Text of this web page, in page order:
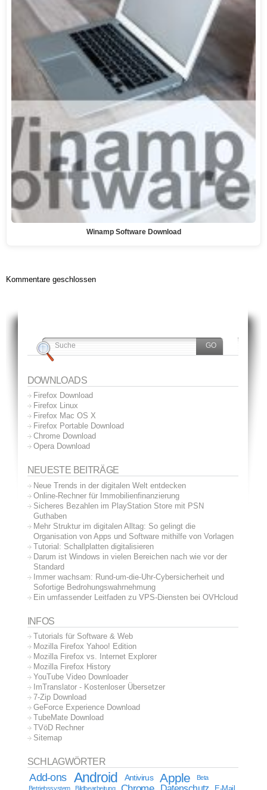
Winamp Software Download
Kommentare geschlossen
DOWNLOADS
Firefox Download
Firefox Linux
Firefox Mac OS X
Firefox Portable Download
Chrome Download
Opera Download
NEUESTE BEITRÄGE
Neue Trends in der digitalen Welt entdecken
Online-Rechner für Immobilienfinanzierung
Sicheres Bezahlen im PlayStation Store mit PSN
Guthaben
Mehr Struktur im digitalen Alltag: So gelingt die
Organisation von Apps und Software mithilfe von Vorlagen
Tutorial: Schallplatten digitalisieren
Darum ist Windows in vielen Bereichen nach wie vor der
Standard
Immer wachsam: Rund-um-die-Uhr-Cybersicherheit und
Sofortige Bedrohungswahrnehmung
Ein umfassender Leitfaden zu VPS-Diensten bei OVHcloud
INFOS
Tutorials für Software & Web
Mozilla Firefox Yahoo! Edition
Mozilla Firefox vs. Internet Explorer
Mozilla Firefox History
YouTube Video Downloader
ImTranslator - Kostenloser Übersetzer
7-Zip Download
GeForce Experience Download
TubeMate Download
TVöD Rechner
Sitemap
SCHLAGWÖRTER
Add-ons Android Antivirus Apple
Beta
Betriebssystem
Bildbearbeitung